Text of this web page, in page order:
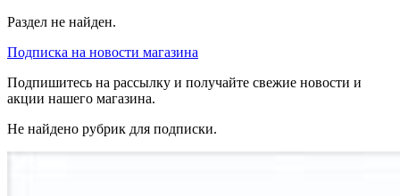
Раздел не найден.
Подписка на новости магазина
Подпишитесь на рассылку и получайте свежие новости и
акции нашего магазина.
Не найдено рубрик для подписки.